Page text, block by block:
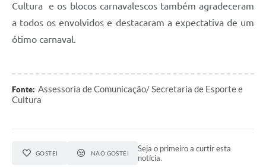
Cultura e os blocos carnavalescos também agradeceram
a todos os envolvidos e destacaram a expectativa de um
ótimo carnaval.
Fonte: Assessoria de Comunicação/ Secretaria de Esporte e
Cultura
GOSTEI NÃO GOSTEI
Seja o primeiro a curtir esta
notícia.